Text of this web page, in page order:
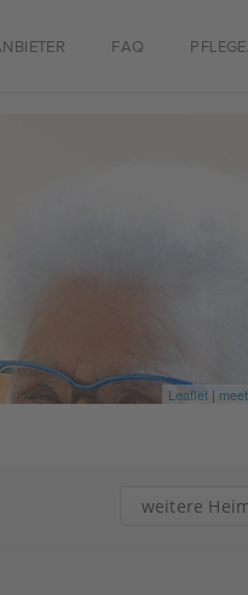
FAQ
Leaflet |
weitere